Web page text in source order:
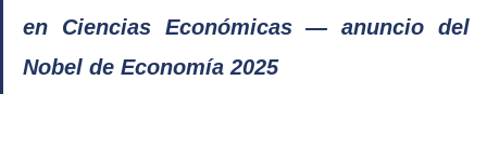
en Ciencias Económicas — anuncio del
Nobel de Economía 2025